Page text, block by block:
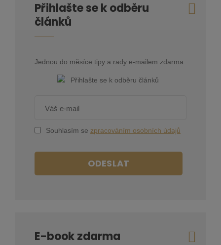
Přihlašte se k odběru
článků
Jednou do měsíce tipy a rady e-mailem zdarma
Souhlasím se zpracováním osobních údajů
ODESLAT
E-book zdarma